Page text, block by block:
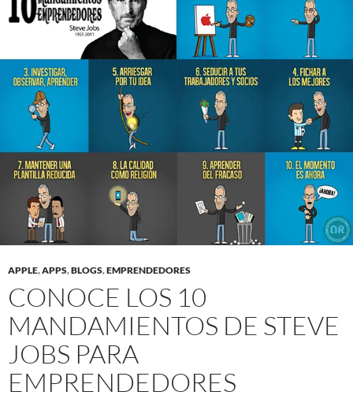
APPLE,APPS,BLOGS,EMPRENDEDORES
CONOCE LOS 10
MANDAMIENTOS DE STEVE
JOBS PARA
EMPRENDEDORES